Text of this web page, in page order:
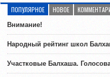
ПОПУЛЯРНОЕ НОВОЕ
Внимание!
Народный рейтинг школ
Участковые Балхаша.